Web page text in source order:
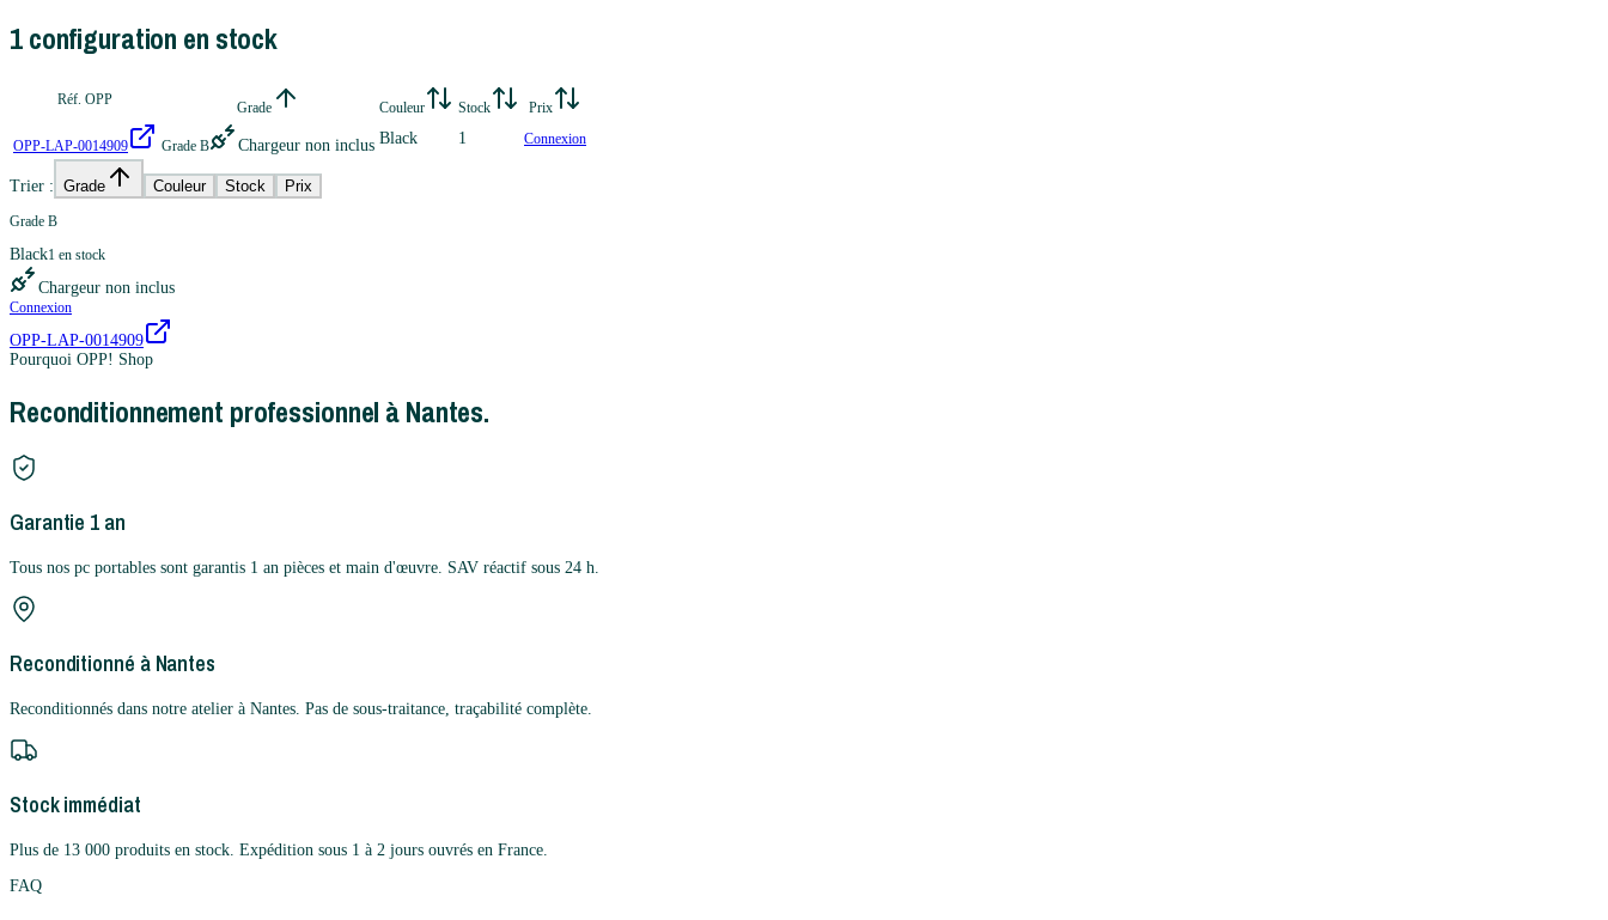
1configuration en stock
Réf. OPP Grade Couleur Stock Prix
OPP-LAP-0014909 Grade B Chargeur non inclus Black 1 Connexion
Trier : Grade Couleur Stock Prix
Grade B
Black1 en stock
Chargeur non inclus
Connexion
OPP-LAP-0014909
Pourquoi OPP! Shop
Reconditionnement professionnel à Nantes.
Garantie 1 an
Tous nos pc portables sont garantis 1 an pièces et main d'œuvre. SAV réactif sous 24 h.
Reconditionné à Nantes
Reconditionnés dans notre atelier à Nantes. Pas de sous-traitance, traçabilité complète.
Stock immédiat
Plus de 13 000 produits en stock. Expédition sous 1 à 2 jours ouvrés en France.
FAQ